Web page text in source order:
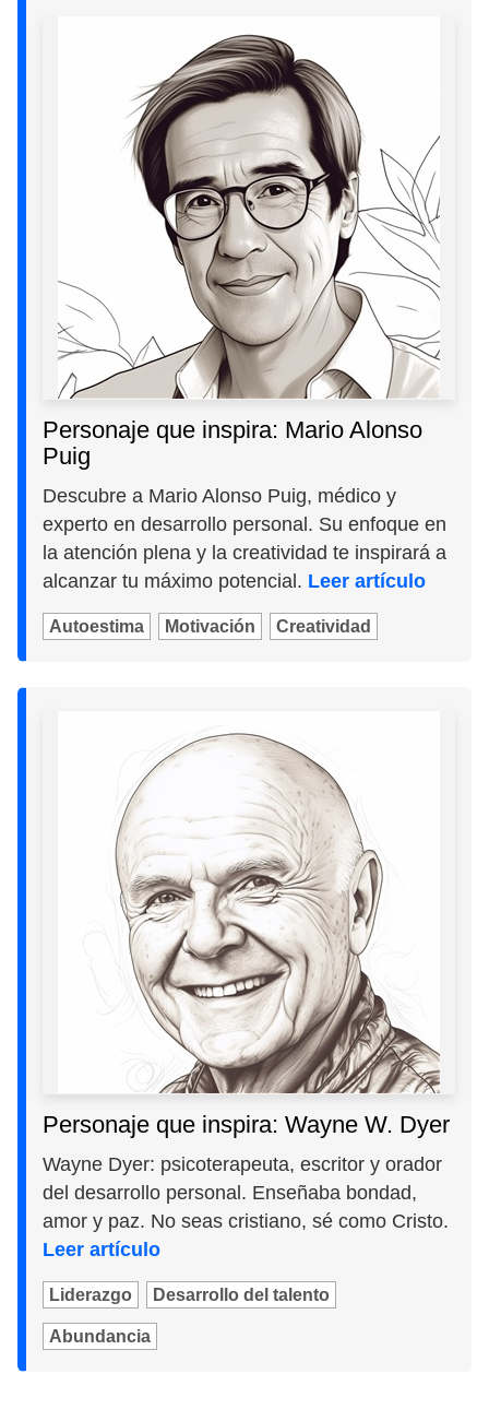
Personaje que inspira: Mario Alonso
Puig
Descubre a Mario Alonso Puig, médico y
experto en desarrollo personal. Su enfoque en
la atención plena y la creatividad te inspirará a
alcanzar tu máximo potencial. Leer artículo
Autoestima Motivación Creatividad
Personaje que inspira: Wayne W. Dyer
Wayne Dyer: psicoterapeuta, escritor y orador
del desarrollo personal. Enseñaba bondad,
amor y paz. No seas cristiano, sé como Cristo.
Leer artículo
Liderazgo Desarrollo del talento
Abundancia